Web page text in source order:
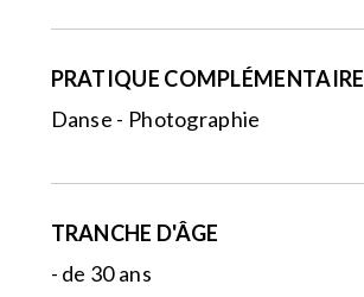
PRATIQUE COMPLÉMENTAIRE
Danse - Photographie
TRANCHE D'ÂGE
- de 30 ans